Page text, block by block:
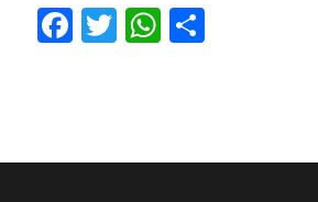
Facebook
TwitterWhatsApp